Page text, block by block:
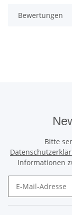
Bewertungen
Bitte
Informationen